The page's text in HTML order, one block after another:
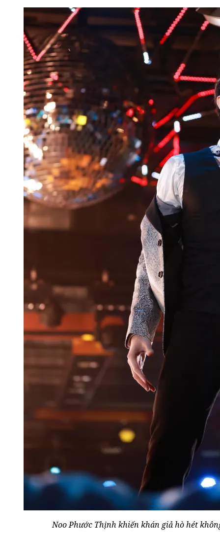
Noo Phước Thịnh khiến khán giả hò hét